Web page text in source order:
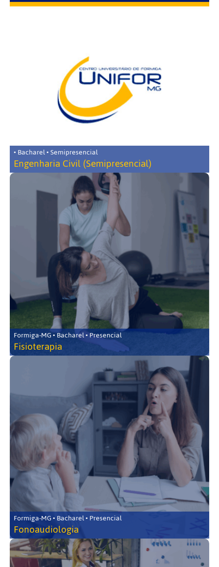
• Bacharel • Semipresencial
Engenharia Civil (Semipresencial)
Formiga-MG • Bacharel • Presencial
Fisioterapia
Formiga-MG • Bacharel • Presencial
Fonoaudiologia